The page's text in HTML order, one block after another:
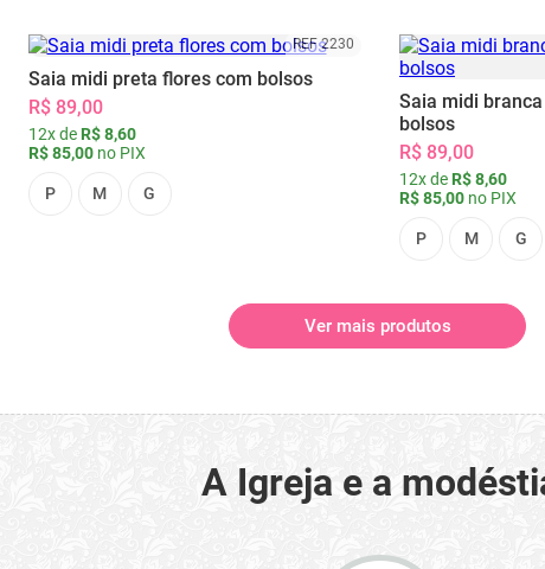
REF 2230
Saia midi preta flores com bolsos
R$ 89,00
12x de R$ 8,60
R$ 85,00no PIX
P M G
Saia midi
bolsos
R$ 89,00
12x de R$ 8,60
R$ 85,00 no PIX
P M G
Ver mais produtos
A Igreja e a